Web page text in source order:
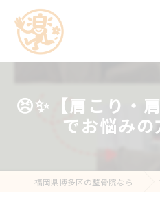
😣✨【肩こり・
でお悩み